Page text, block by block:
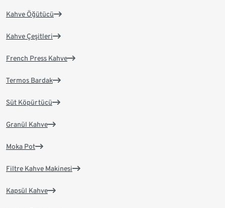
Kahve Öğütücü
Kahve Çeşitleri
French Press Kahve
Termos Bardak
Süt Köpürtücü
Granül Kahve
Moka Pot
Filtre Kahve Makinesi
Kapsül Kahve